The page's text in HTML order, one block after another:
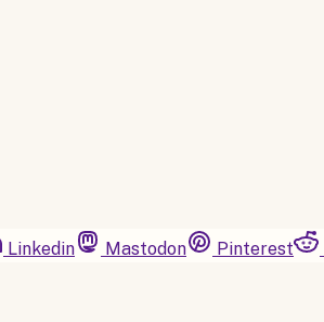
Linkedin Mastodon Pinterest